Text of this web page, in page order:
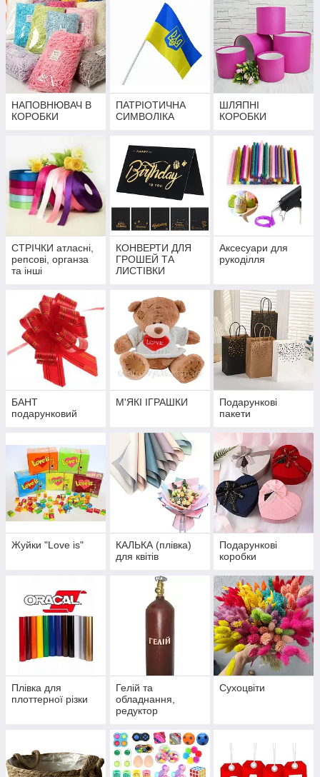
НАПОВНЮВАЧ В
КОРОБКИ
ПАТРІОТИЧНА
СИМВОЛІКА
ШЛЯПНІ
КОРОБКИ
СТРІЧКИ атласні,
репсові, органза
та інші
КОНВЕРТИ ДЛЯ
ГРОШЕЙ ТА
ЛИСТІВКИ
Аксесуари для
рукоділля
БАНТ
подарунковий
М'ЯКІ ІГРАШКИ
Подарункові
пакети
Жуйки "Love is"
КАЛЬКА (плівка)
для квітів
Подарункові
коробки
Плівка для
плоттерної різки
Гелій та
обладнання,
редуктор
Сухоцвіти